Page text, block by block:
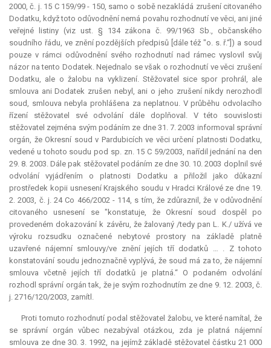
2000, č. j. 15 C 159/99 - 150, samo o sobě nezakládá zrušení citovaného
Dodatku, když toto odůvodnění nemá povahu rozhodnutí ve věci, ani jiné
veřejné listiny (viz ust. § 134 zákona č. 99/1963 Sb., občanského
soudního řádu, ve znění pozdějších předpisů [dále též "o. s. ř.“]) a soud
pouze v rámci odůvodnění svého rozhodnutí nad rámec vyslovil svůj
názor na tento Dodatek. Nejednalo se však o rozhodnutí ve věci zrušení
Dodatku, ale o žalobu na vyklizení. Stěžovatel sice spor prohrál, ale
smlouva ani Dodatek zrušen nebyl, ani o jeho zrušení nikdy nerozhodl
soud, smlouva nebyla prohlášena za neplatnou. V průběhu odvolacího
řízení stěžovatel své odvolání dále doplňoval. V této souvislosti
stěžovatel zejména svým podáním ze dne 31. 7. 2003 informoval správní
orgán, že Okresní soud v Pardubicích ve věci určení platnosti Dodatku,
vedené u tohoto soudu pod sp. zn. 15 C 59/2003, nařídil jednání na den
29. 8. 2003. Dále pak stěžovatel podáním ze dne 30. 10. 2003 doplnil své
odvolání vyjádřením o platnosti Dodatku a přiložil jako důkazní
prostředek kopii usnesení Krajského soudu v Hradci Králové ze dne 19.
2. 2003, č. j. 24 Co 466/2002 - 114, s tím, že zdůraznil, že v odůvodnění
citovaného usnesení se "konstatuje, že Okresní soud dospěl po
provedeném dokazování k závěru, že žalovaný /tedy pan L. K./ užívá ve
výroku rozsudku označené nebytové prostory na základě platně
uzavřené nájemní smlouvy/ve znění jejích tří dodatků … . Z tohoto
konstatování soudu jednoznačně vyplývá, že soud má za to, že nájemní
smlouva včetně jejích tří dodatků je platná.“ O podaném odvolání
rozhodl správní orgán tak, že je svým rozhodnutím ze dne 9. 12. 2003, č.
j. 2716/120/2003, zamítl.
Proti tomuto rozhodnutí podal stěžovatel žalobu, ve které namítal, že
se správní orgán vůbec nezabýval otázkou, zda je platná nájemní
smlouva ze dne 30. 3. 1992, na jejímž základě stěžovatel částku 21 000